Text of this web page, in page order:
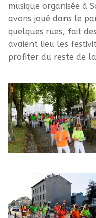
musique organisée à
avons joué dans le
quelques rues, fait
avaient lieu les
profiter du reste de